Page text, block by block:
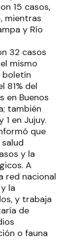
15 casos,
mientras
y Río
32 casos
mismo
boletín
81% del
en Buenos
también
1 en Jujuy.
que
y la
A
red nacional
la
y trabaja
de
o fauna